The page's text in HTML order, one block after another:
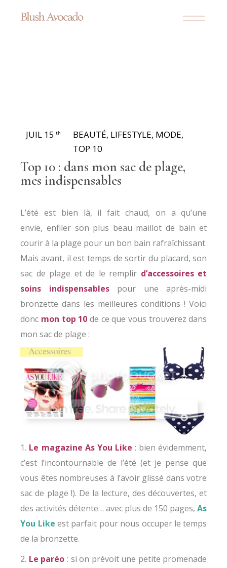
JUIL 15 th BEAUTÉ, LIFESTYLE, MODE,
TOP 10
Top 10 : dans mon sac de plage,
mes indispensables
L’été est bien là, il fait chaud, on a qu’une
envie, enfiler son plus beau maillot de bain et
courir à la plage pour un bon bain rafraîchissant.
Mais avant, il est temps de sortir du placard, son
sac de plage et de le remplir d’accessoires et
soins indispensablespour une après-midi
bronzette dans les meilleures conditions ! Voici
donc mon top 10 de ce que vous trouverez dans
mon sac de plage :
1. Le magazine As You Like : bien évidemment,
c’est l’incontournable de l’été (et je pense que
vous êtes nombreuses à l’avoir glissé dans votre
sac de plage !). De la lecture, des découvertes, et
des activités détente… avec plus de 150 pages,As
You Like est parfait pour nous occuper le temps
de la bronzette.
2. Le paréo : si on prévoit une petite promenade